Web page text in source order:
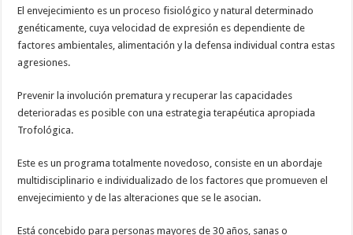
El envejecimiento es un proceso fisiológico y natural determinado
genéticamente, cuya velocidad de expresión es dependiente de
factores ambientales, alimentación y la defensa individual contra estas
agresiones.
Prevenir la involución prematura y recuperar las capacidades
deterioradas es posible con una estrategia terapéutica apropiada
Trofológica.
Este es un programa totalmente novedoso, consiste en un abordaje
multidisciplinario e individualizado de los factores que promueven el
envejecimiento y de las alteraciones que se le asocian.
Está concebido para personas mayores de 30 años, sanas o